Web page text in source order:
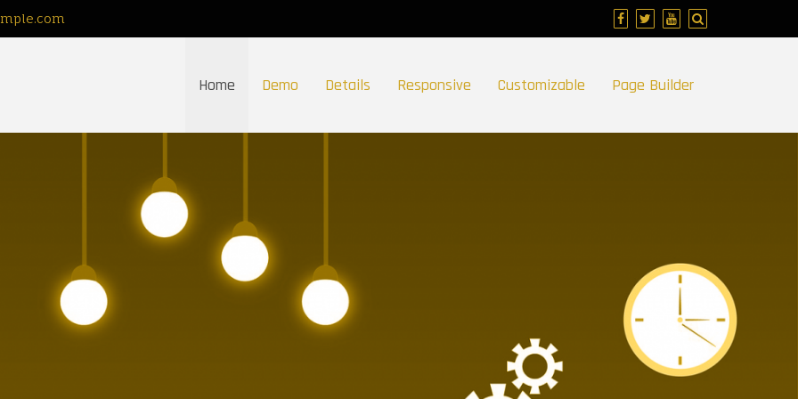
Home Demo Details Responsive Customizable Page Builder